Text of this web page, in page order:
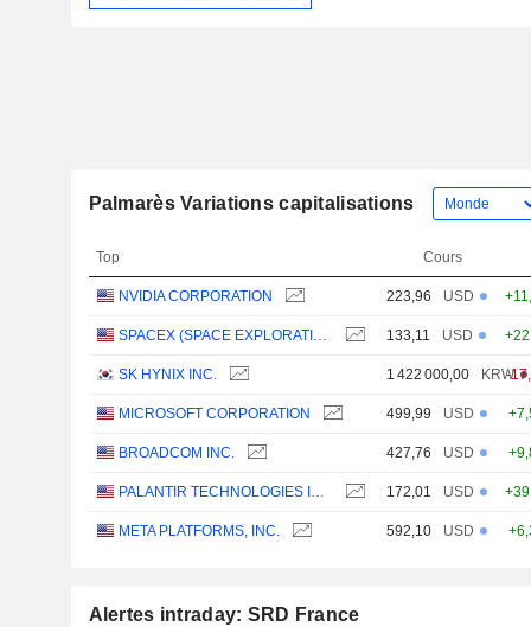
Palmarès Variations capitalisations
Top Cours
NVIDIA CORPORATION 223,96 USD
133,11 USD
SK HYNIX INC. 1 422 000,00 KRW
-
MICROSOFT CORPORATION 499,99 USD
BROADCOM INC. 427,76 USD
172,01 USD
META PLATFORMS, INC. 592,10 USD
Alertes intraday: SRD France